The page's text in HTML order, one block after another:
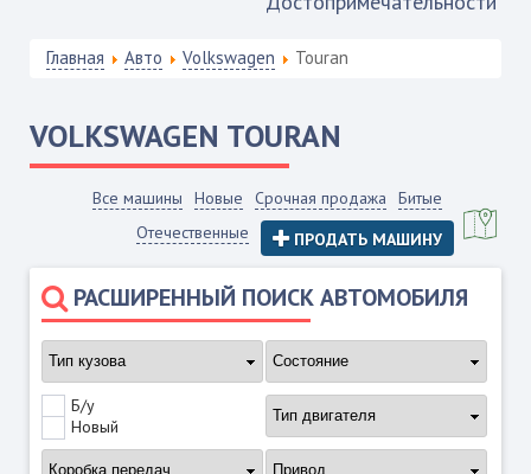
Главная Авто Volkswagen Touran
VOLKSWAGEN TOURAN
Все машины Новые Срочная продажа
Битые
Отечественные
ПРОДАТЬ МАШИНУ
РАСШИРЕННЫЙ ПОИСК АВТОМОБИЛЯ
Б/у
Новый